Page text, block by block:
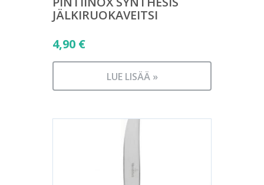
JÄLKIRUOKAVEITSI
4,90 €
LUE LISÄÄ »